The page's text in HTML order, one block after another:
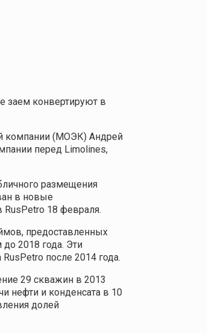
заем конвертируют в
компании (МОЭК) Андрей
перед Limolines,
размещения
в новые
RusPetro 18 февраля.
предоставленных
2018 года. Эти
после 2014 года.
29 скважин в 2013
нефти и конденсата в 10
долей